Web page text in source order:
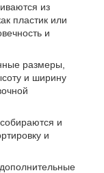
из
пластик или
и
размеры,
и ширину
и
и